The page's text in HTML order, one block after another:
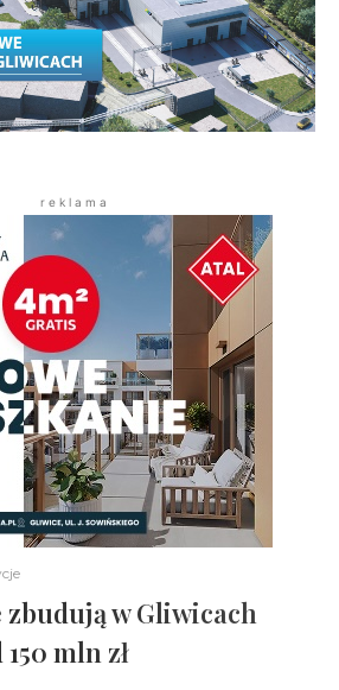
r e k l a m a
w Gliwicach
mln zł